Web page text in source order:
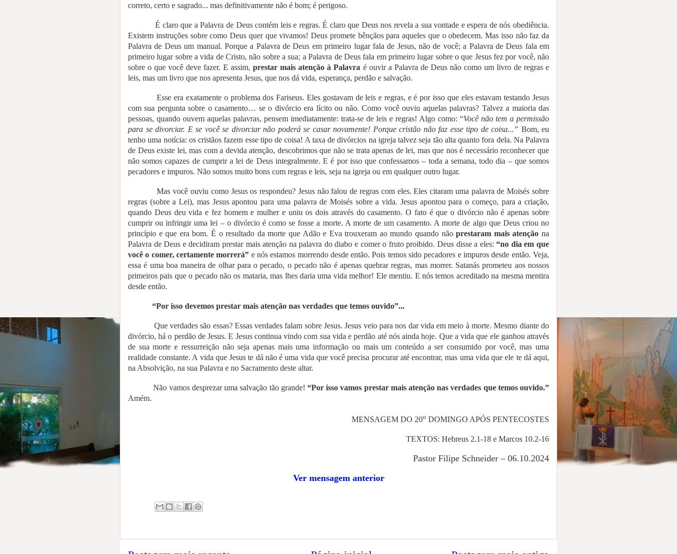
correto, certo e sagrado... mas definitivamente não é bom; é perigoso.
É claro que a Palavra de Deus contém leis e regras. É claro que Deus nos revela a sua vontade e espera de nós obediência.
Existem instruções sobre como Deus quer que vivamos! Deus promete bênçãos para aqueles que o obedecem. Mas isso não faz da
Palavra de Deus um manual. Porque a Palavra de Deus em primeiro lugar fala de Jesus, não de você; a Palavra de Deus fala em
primeiro lugar sobre a vida de Cristo, não sobre a sua; a Palavra de Deus fala em primeiro lugar sobre o que Jesus fez por você, não
sobre o que você deve fazer. E assim,prestar mais atenção à Palavra é ouvir a Palavra de Deus não como um livro de regras e
leis, mas um livro que nos apresenta Jesus, que nos dá vida, esperança, perdão e salvação.
Esse era exatamente o problema dos Fariseus. Eles gostavam de leis e regras, e é por isso que eles estavam testando Jesus
com sua pergunta sobre o casamento… se o divórcio era lícito ou não. Como você ouviu aquelas palavras? Talvez a maioria das
pessoas, quando ouvem aquelas palavras, pensem imediatamente: trata-se de leis e regras! Algo como: “Você não tem a permissão
para se divorciar. E se você se divorciar não poderá se casar novamente! Porque cristão não faz esse tipo de coisa...” Bom, eu
tenho uma notícia: os cristãos fazem esse tipo de coisa! A taxa de divórcios na igreja talvez seja tão alta quanto fora dela. Na Palavra
de Deus existe lei, mas com a devida atenção, descobrimos que não se trata apenas de lei, mas que nos é necessário reconhecer que
não somos capazes de cumprir a lei de Deus integralmente. E é por isso que confessamos – toda a semana, todo dia – que somos
pecadores e impuros. Não somos muito bons com regras e leis, seja na igreja ou em qualquer outro lugar.
Mas você ouviu como Jesus os respondeu? Jesus não falou de regras com eles. Eles citaram uma palavra de Moisés sobre
regras (sobre a Lei), mas Jesus apontou para uma palavra de Moisés sobre a vida. Jesus apontou para o começo, para a criação,
quando Deus deu vida e fez homem e mulher e uniu os dois através do casamento. O fato é que o divórcio não é apenas sobre
cumprir ou infringir uma lei – o divórcio é como se fosse a morte. A morte de um casamento. A morte de algo que Deus criou no
princípio e que era bom. É o resultado da morte que Adão e Eva trouxeram ao mundo quando nãoprestaram mais atenção na
Palavra de Deus e decidiram prestar mais atenção na palavra do diabo e comer o fruto proibido. Deus disse a eles:“no dia em que
você o comer, certamente morrerá” e nós estamos morrendo desde então. Pois temos sido pecadores e impuros desde então. Veja,
essa é uma boa maneira de olhar para o pecado, o pecado não é apenas quebrar regras, mas morrer. Satanás prometeu aos nossos
primeiros pais que o pecado não os mataria, mas lhes daria uma vida melhor! Ele mentiu. E nós temos acreditado na mesma mentira
desde então.
“Por isso devemos prestar mais atenção nas verdades que temos ouvido”...
Que verdades são essas? Essas verdades falam sobre Jesus. Jesus veio para nos dar vida em meio à morte. Mesmo diante do
divórcio, há o perdão de Jesus. E Jesus continua vindo com sua vida e perdão até nós ainda hoje. Que a vida que ele ganhou através
de sua morte e ressurreição não seja apenas mais uma informação ou mais um conteúdo a ser consumido por você, mas uma
realidade constante. A vida que Jesus te dá não é uma vida que você precisa procurar até encontrar, mas uma vida que ele te dá aqui,
na Absolvição, na sua Palavra e no Sacramento deste altar.
Não vamos desprezar uma salvação tão grande! “Por isso vamos prestar mais atenção nas verdades que temos ouvido.”
Amém.
MENSAGEM DO 20o DOMINGO APÓS PENTECOSTES
TEXTOS: Hebreus 2.1-18 e Marcos 10.2-16
Pastor Filipe Schneider – 06.10.2024
Ver mensagem anterior